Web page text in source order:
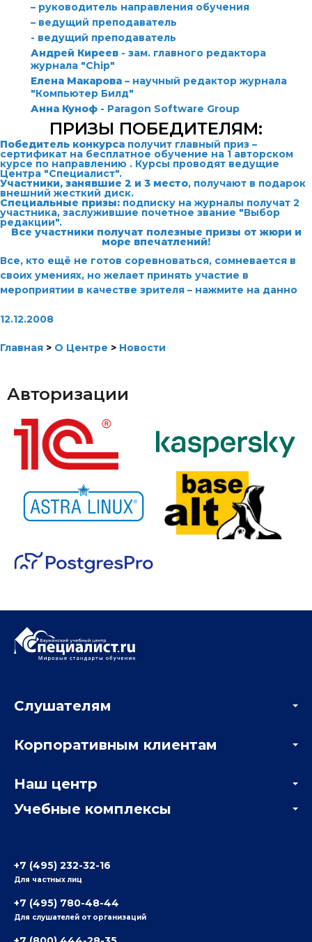
– руководитель направления обучения
– ведущий преподаватель
- ведущий преподаватель
Андрей Киреев - зам. главного редактора
журнала "Chip"
Елена Макарова – научный редактор журнала
"Компьютер Билд"
Анна Куноф - Paragon Software Group
ПРИЗЫ ПОБЕДИТЕЛЯМ:
Победитель конкурса получит главный приз –
сертификат на бесплатное обучение на 1 авторском
курсе по направлению . Курсы проводят ведущие
Центра "Специалист".
Участники, занявшие 2 и 3 место, получают в подарок
внешний жесткий диск.
Специальные призы: подписку на журналы получат 2
участника, заслужившие почетное звание "Выбор
редакции".
Все участники получат полезные призы от жюри и
море впечатлений!
Все, кто ещё не готов соревноваться, сомневается в
своих умениях, но желает принять участие в
мероприятии в качестве зрителя – нажмите на данно
12.12.2008
Главная > О Центре > Новости
Авторизации
Учебные комплексы
Радио
ул. Радио, д.24, корпус 1, 2-й подъезд, 2-й этаж
Слушателям
Мастер-классы и вебинары
Корпоративным клиентам
Отзывы компаний
Наш центр
Информация о центре
+7 (495) 232-32-16
Для частных лиц
+7 (495) 780-48-44
Для слушателей от организаций